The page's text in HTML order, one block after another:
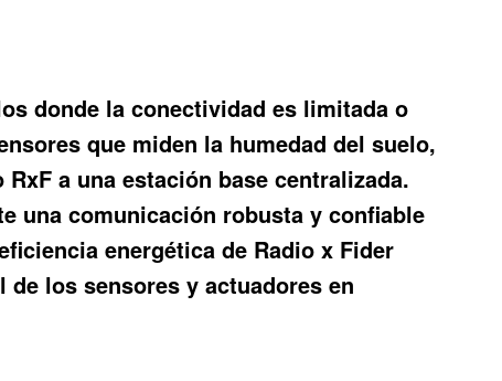
donde la conectividad es limitada o
que miden la humedad del suelo,
a una estación base centralizada.
una comunicación robusta y confiable
energética de Radio x Fider
los sensores y actuadores en